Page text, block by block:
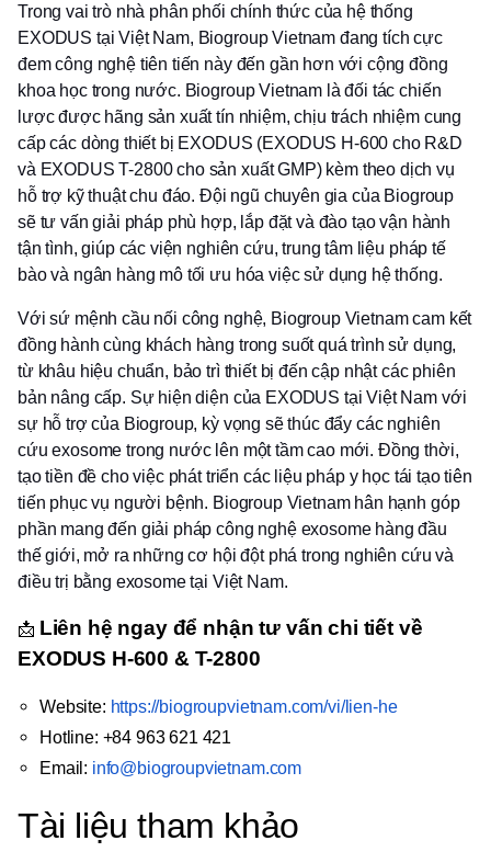
Trong vai trò nhà phân phối chính thức của hệ thống
EXODUS tại Việt Nam, Biogroup Vietnam đang tích cực
đem công nghệ tiên tiến này đến gần hơn với cộng đồng
khoa học trong nước. Biogroup Vietnam là đối tác chiến
lược được hãng sản xuất tín nhiệm, chịu trách nhiệm cung
cấp các dòng thiết bị EXODUS (EXODUS H-600 cho R&D
và EXODUS T-2800 cho sản xuất GMP) kèm theo dịch vụ
hỗ trợ kỹ thuật chu đáo. Đội ngũ chuyên gia của Biogroup
sẽ tư vấn giải pháp phù hợp, lắp đặt và đào tạo vận hành
tận tình, giúp các viện nghiên cứu, trung tâm liệu pháp tế
bào và ngân hàng mô tối ưu hóa việc sử dụng hệ thống.
Với sứ mệnh cầu nối công nghệ, Biogroup Vietnam cam kết
đồng hành cùng khách hàng trong suốt quá trình sử dụng,
từ khâu hiệu chuẩn, bảo trì thiết bị đến cập nhật các phiên
bản nâng cấp. Sự hiện diện của EXODUS tại Việt Nam với
sự hỗ trợ của Biogroup, kỳ vọng sẽ thúc đẩy các nghiên
cứu exosome trong nước lên một tầm cao mới. Đồng thời,
tạo tiền đề cho việc phát triển các liệu pháp y học tái tạo tiên
tiến phục vụ người bệnh. Biogroup Vietnam hân hạnh góp
phần mang đến giải pháp công nghệ exosome hàng đầu
thế giới, mở ra những cơ hội đột phá trong nghiên cứu và
điều trị bằng exosome tại Việt Nam.
📩 Liên hệ ngay để nhận tư vấn chi tiết về
EXODUS H-600 & T-2800
Website: https://biogroupvietnam.com/vi/lien-he
Hotline: +84 963 621 421
Email: info@biogroupvietnam.com
Tài liệu tham khảo